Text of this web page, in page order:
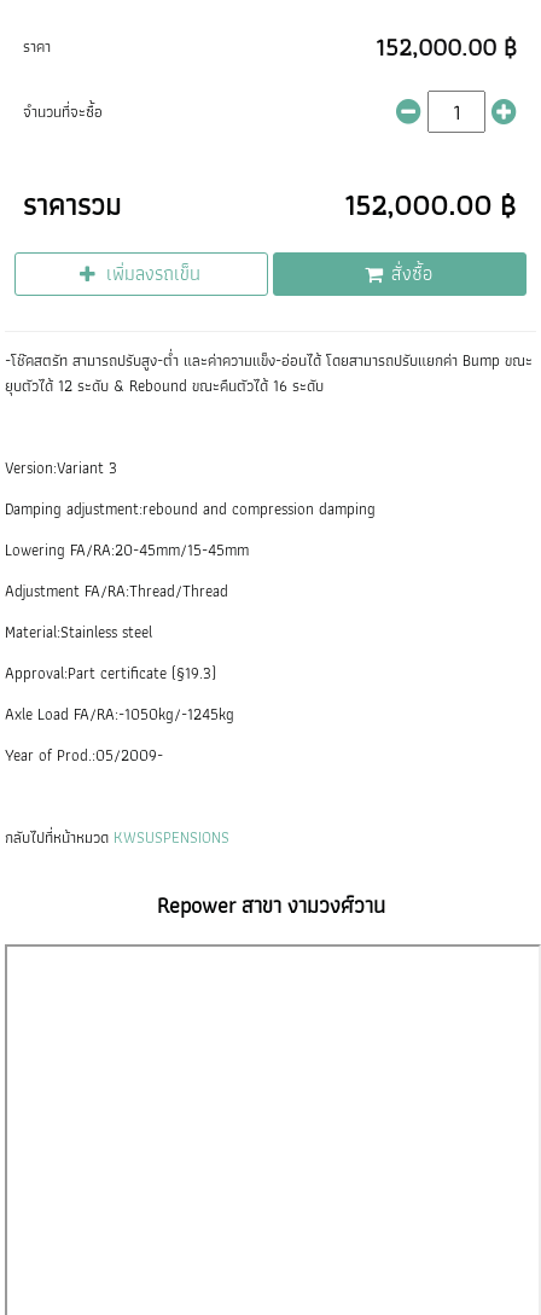
ราคา 152,000.00 ฿
จำนวนที่จะซื้อ
ราคารวม 152,000.00 ฿
เพิ่มลงรถเข็น สั่งซื้อ
-โช๊คสตรัท สามารถปรับสูง-ต่ำ และค่าความแข็ง-อ่อนได้ โดยสามารถปรับแยกค่า Bump ขณะ
ยุบตัวได้ 12 ระดับ & Rebound ขณะคืนตัวได้ 16 ระดับ
Version:Variant 3
Damping adjustment:rebound and compression damping
Lowering FA/RA:20-45mm/15-45mm
Adjustment FA/RA:Thread/Thread
Material:Stainless steel
Approval:Part certificate (§19.3)
Axle Load FA/RA:-1050kg/-1245kg
Year of Prod.:05/2009-
กลับไปที่หน้าหมวด KWSUSPENSIONS
Repower สาขา งามวงศ์วาน